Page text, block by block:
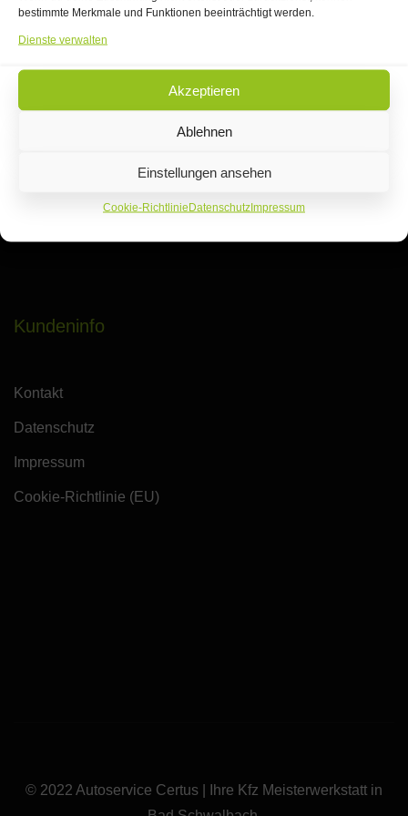
bestimmte Merkmale und Funktionen beeinträchtigt werden.
Dienste verwalten
Akzeptieren
Ablehnen
Einstellungen ansehen
Cookie-RichtlinieDatenschutzImpressum
Öffnungszeiten
Kundeninfo
Kontakt
Datenschutz
Impressum
Cookie-Richtlinie (EU)
© 2022 Autoservice Certus | Ihre Kfz Meisterwerkstatt in